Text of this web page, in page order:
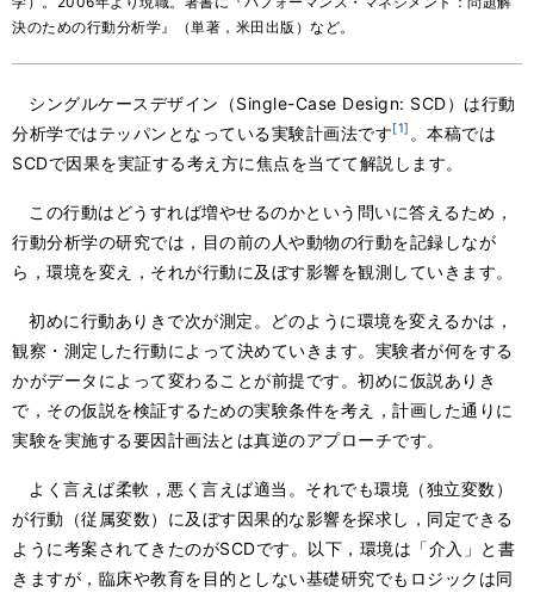
決のための行動分析学』（単著，米田出版）など。
シングルケースデザイン（Single-Case Design: SCD）は行動
分析学ではテッパンとなっている実験計画法です [1] 。本稿では
SCDで因果を実証する考え方に焦点を当てて解説します。
この行動はどうすれば増やせるのかという問いに答えるため，
行動分析学の研究では，目の前の人や動物の行動を記録しなが
ら，環境を変え，それが行動に及ぼす影響を観測していきます。
初めに行動ありきで次が測定。どのように環境を変えるかは，
観察・測定した行動によって決めていきます。実験者が何をする
かがデータによって変わることが前提です。初めに仮説ありき
で，その仮説を検証するための実験条件を考え，計画した通りに
実験を実施する要因計画法とは真逆のアプローチです。
よく言えば柔軟，悪く言えば適当。それでも環境（独立変数）
が行動（従属変数）に及ぼす因果的な影響を探求し，同定できる
ように考案されてきたのがSCDです。以下，環境は「介入」と書
きますが，臨床や教育を目的としない基礎研究でもロジックは同